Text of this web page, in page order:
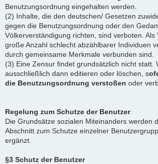
Benutzungsordnung eingehalten werden.
(2) Inhalte, die den deutschen/ Gesetzen
gegen die Benutzungsordnung oder den
Völkerverständigung richten, sind verboten. Als
große Anzahl schlecht abzählbarer Individuen
durch gemeinsame Merkmale verbunden sind.
(3) Eine Zensur findet grundsätzlich nicht statt.
ausschließlich dann editieren oder löschen, s
die Benutzungsordnung verstoßen oder
Regelung zum Schutze der Benutzer
Die Grundsätze sozialen Miteinanders werden
Abschnitt zum Schutze einzelner
ergänzt.
§3 Schutz der Benutzer